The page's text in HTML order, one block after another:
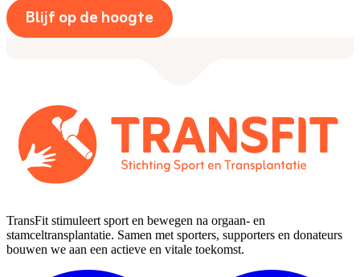
TransFit stimuleert sport en bewegen na orgaan- en
stamceltransplantatie. Samen met sporters, supporters en donateurs
bouwen we aan een actieve en vitale toekomst.